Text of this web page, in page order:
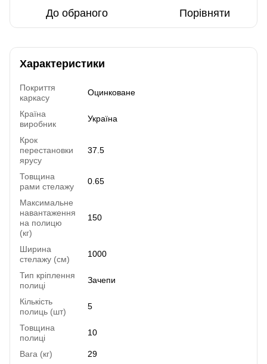
До обраного Порівняти
Характеристики
Покриття
каркасу
Оцинковане
Країна
виробник
Україна
Крок
перестановки
ярусу
37.5
Товщина
рами стелажу
0.65
Максимальне
навантаження
на полицю
(кг)
150
Ширина
стелажу (см)
1000
Тип кріплення
полиці
Зачепи
Кількість
полиць (шт)
5
Товщина
полиці
10
Вага (кг)
29